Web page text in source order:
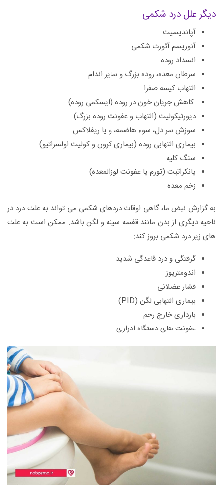
دیگر علل درد شکمی
آپاندیسیت
آنوریسم آئورت شکمی
انسداد روده
سرطان معده، روده بزرگ و سایر اندام
التهاب کیسه صفرا
کاهش جریان خون در روده (ایسکمی روده)
دیورتیکولیت (التهاب و عفونت روده بزرگ)
سوزش سر دل، سوء هاضمه، و یا ریفلاکس
بیماری التهابی روده (بیماری کرون و کولیت اولسراتیو)
سنگ کلیه
پانکراتیت (تورم یا عفونت لوزالمعده)
زخم معده
به گزارش نبض ما، گاهی اوقات دردهای شکمی می تواند به علت درد در
ناحیه دیگری از بدن مانند قفسه سینه و لگن باشد. ممکن است به علت
های زیر درد شکمی بروز کند:
گرفتگی و درد قاعدگی شدید
اندومتریوز
فشار عضلانی
بیماری التهابی لگن (PID)
بارداری خارج رحم
عفونت های دستگاه ادراری